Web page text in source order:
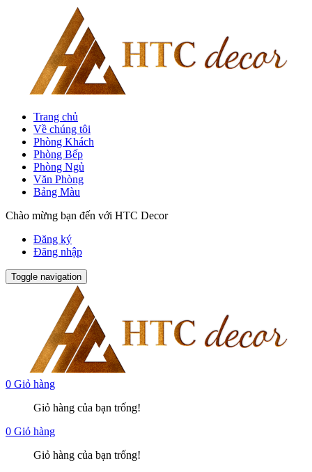
Trang chủ
Về chúng tôi
Phòng Khách
Phòng Bếp
Phòng Ngủ
Văn Phòng
Bảng Màu
Chào mừng bạn đến với HTC Decor
Đăng ký
Đăng nhập
Toggle navigation
0 Giỏ hàng
Giỏ hàng của bạn trống!
0 Giỏ hàng
Giỏ hàng của bạn trống!